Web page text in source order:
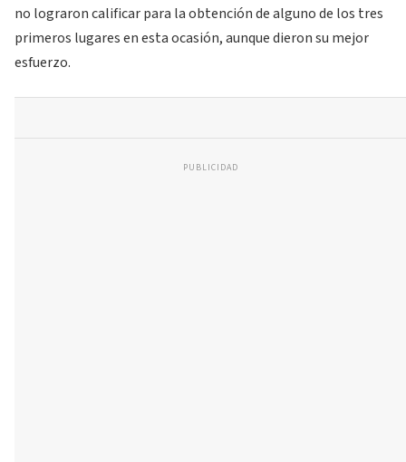
no lograron calificar para la obtención de alguno de los tres
primeros lugares en esta ocasión, aunque dieron su mejor
esfuerzo.
PUBLICIDAD